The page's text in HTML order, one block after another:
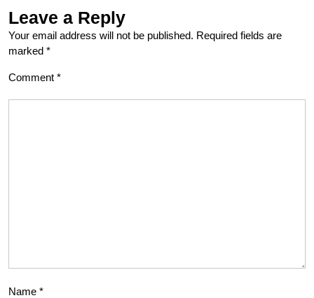
Leave a Reply
Your email address will not be published. Required fields are
marked *
Comment *
Name *